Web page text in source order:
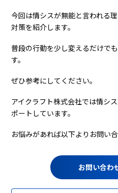
今回は情シスが無能と言われる
対策を紹介します。
普段の行動を少し変えるだけで
す。
ぜひ参考にしてください。
アイクラフト株式会社では情シ
ポートしています。
お悩みがあれば以下よりお問い合
お問い合わ